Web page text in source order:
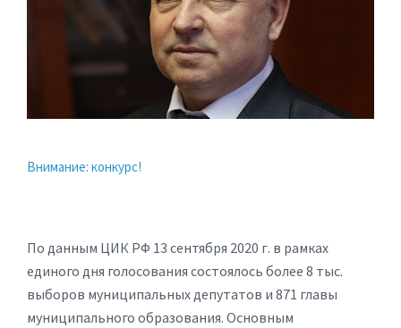
Внимание: конкурс!
По данным ЦИК РФ 13 сентября 2020 г. в рамках
единого дня голосования состоялось более 8 тыс.
выборов муниципальных депутатов и 871 главы
муниципального образования. Основным